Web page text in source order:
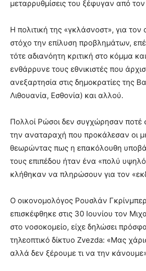
μεταρρυθμίσεις του ξέφυγαν από
Η πολιτική της «γκλάσνοστ», για τον
στόχο την επίλυση προβλημάτων,
τότε αδιανόητη κριτική στο κόμμα
ενθάρρυνε τους εθνικιστές που
ανεξαρτησία στις δημοκρατίες της
Λιθουανία, Εσθονία) και αλλού.
Πολλοί Ρώσοι δεν συγχώρησαν
την αναταραχή που προκάλεσαν οι
θεωρώντας πως η επακόλουθη
τους επιπέδου ήταν ένα «πολύ
κλήθηκαν να πληρώσουν για τον
Ο οικονομολόγος Ρουσλάν
επισκέφθηκε στις 30 Ιουνίου τον
στο νοσοκομείο, είχε δηλώσει
τηλεοπτικό δίκτυο Zvezda: «Μας
αλλά δεν ξέρουμε τι να την